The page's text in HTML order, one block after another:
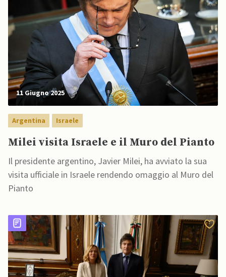
11 Giugno 2025
Argentina Israele
Milei visita Israele e il Muro del Pianto
Il presidente argentino, Javier Milei, ha avviato la sua
visita ufficiale in Israele rendendo omaggio al Muro del
Pianto